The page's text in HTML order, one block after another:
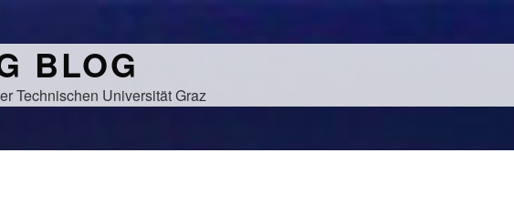
BLOG
Technischen Universität Graz